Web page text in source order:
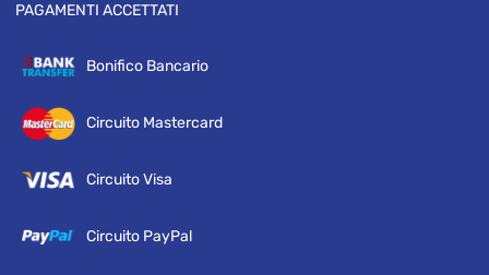
PAGAMENTI ACCETTATI
Bonifico Bancario
Circuito Mastercard
Circuito Visa
Circuito PayPal